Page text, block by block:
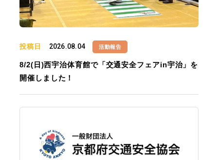
投稿日 2026.08.04 活動報告
8/2(日)西宇治体育館で「交通安全フェアin宇治」を
開催しました！